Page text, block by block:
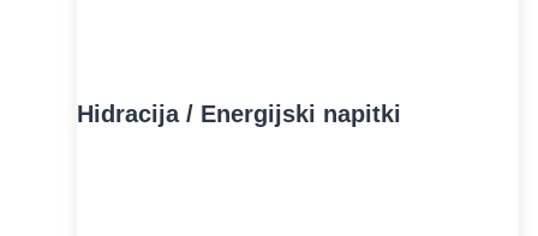
Hidracija / Energijski napitki